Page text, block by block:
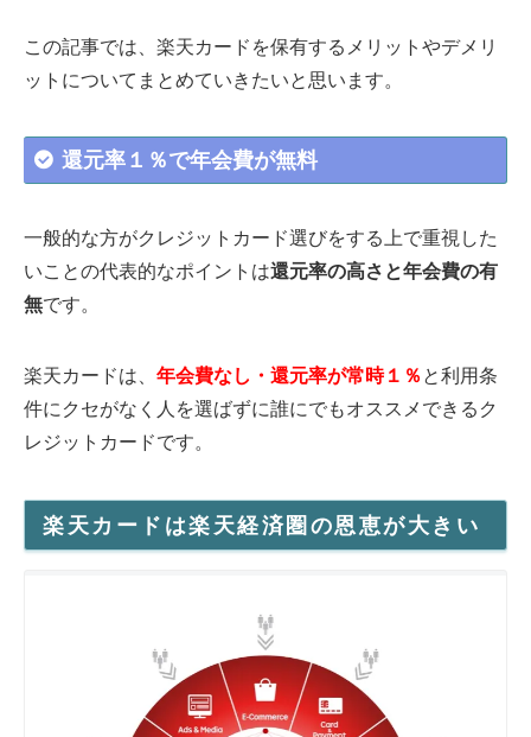
この記事では、楽天カードを保有するメリットやデメリ
ットについてまとめていきたいと思います。
還元率１％で年会費が無料
一般的な方がクレジットカード選びをする上で重視した
いことの代表的なポイントは還元率の高さと年会費の有
無です。
楽天カードは、 年会費なし・還元率が常時１％ と利用条
件にクセがなく人を選ばずに誰にでもオススメできるク
レジットカードです。
楽天カードは楽天経済圏の恩恵が大きい